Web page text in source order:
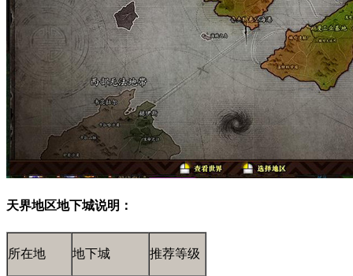
天界地区地下城说明：
所在地 地下城 推荐等级